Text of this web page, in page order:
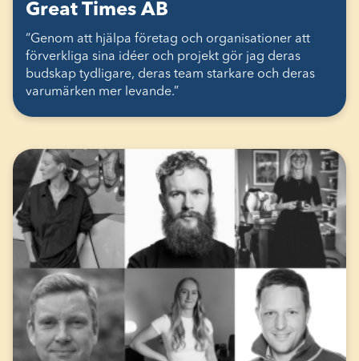
Great Times AB
“Genom att hjälpa företag och organisationer att
förverkliga sina idéer och projekt gör jag deras
budskap tydligare, deras team starkare och deras
varumärken mer levande.”